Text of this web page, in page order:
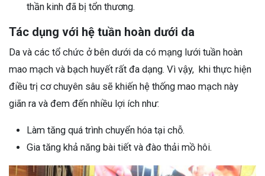
thần kinh đã bị tổn thương.
Tác dụng với hệ tuần hoàn dưới da
Da và các tổ chức ở bên dưới da có mạng lưới tuần hoàn
mao mạch và bạch huyết rất đa dạng. Vì vậy, khi thực hiện
điều trị cơ chuyên sâu sẽ khiến hệ thống mao mạch này
giãn ra và đem đến nhiều lợi ích như:
Làm tăng quá trình chuyển hóa tại chỗ.
Gia tăng khả năng bài tiết và đào thải mồ hôi.